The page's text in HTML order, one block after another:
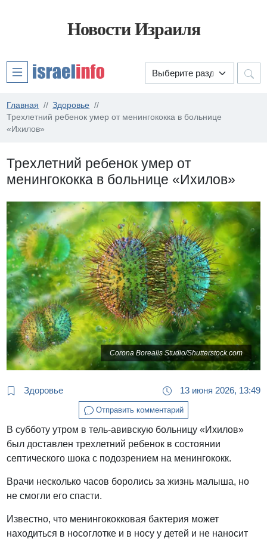
Новости Израиля
Главная
Здоровье
Трехлетний ребенок умер от менингококка в больнице
«Ихилов»
Трехлетний ребенок умер от
менингококка в больнице «Ихилов»
Corona Borealis Studio/Shutterstock.com
Здоровье 13 июня 2026, 13:49
Отправить комментарий
В субботу утром в тель-авивскую больницу «Ихилов»
был доставлен трехлетний ребенок в состоянии
септического шока с подозрением на менингококк.
Врачи несколько часов боролись за жизнь малыша, но
не смогли его спасти.
Известно, что менингококковая бактерия может
находиться в носоглотке и в носу у детей и не наносит